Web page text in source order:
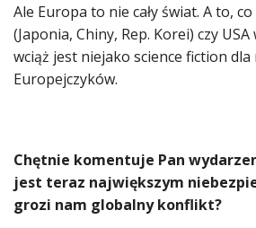
Ale Europa to nie cały świat. A to,
(Japonia, Chiny, Rep. Korei) czy
wciąż jest niejako science fiction dla
Europejczyków.
Chętnie komentuje Pan
jest teraz największym
grozi nam globalny konflikt?